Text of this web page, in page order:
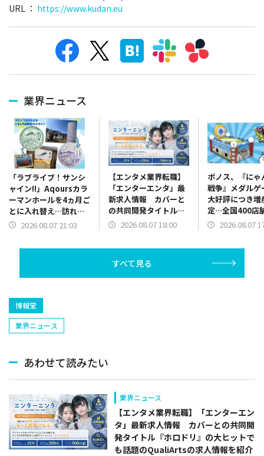
URL ： https://www.kudan.eu
業界ニュース
「ラブライブ！サンシ
ャイン!!」Aqoursカラ
ーマンホールを4ヵ月ご
とに入れ替え…訪れる
たび“推し”に会える沼
2026.08.07 21:03
【エンタメ業界転職】
「エンターエンタ」最
新求人情報 カバーと
の共同開発タイトル
『ホロドリ』の大ヒッ
2026.08.07 18:00
ポノス、『にゃ
戦争』メダルゲ
大好評につき増
定…全国400店
で稼働、新規導
2026.08.07
すべて見る
博報堂
業界ニュース
あわせて読みたい
業界ニュース
【エンタメ業界転職】「エンターエン
タ」最新求人情報 カバーとの共同開
発タイトル『ホロドリ』の大ヒットで
も話題のQualiArtsの求人情報を紹介